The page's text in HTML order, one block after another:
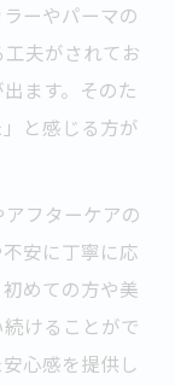
りを叶える
セリング術
ーやパーマの
夫がされてお
ます。そのた
と感じる方が
フターケアの
安に丁寧に応
めての方や美
けることがで
心感を提供し